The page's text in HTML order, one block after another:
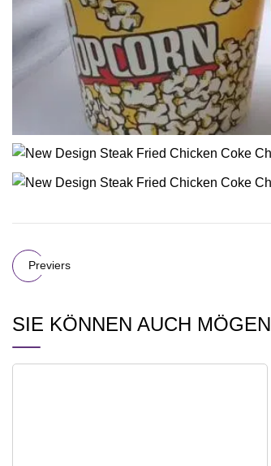
Previers
SIE KÖNNEN AUCH MÖGEN